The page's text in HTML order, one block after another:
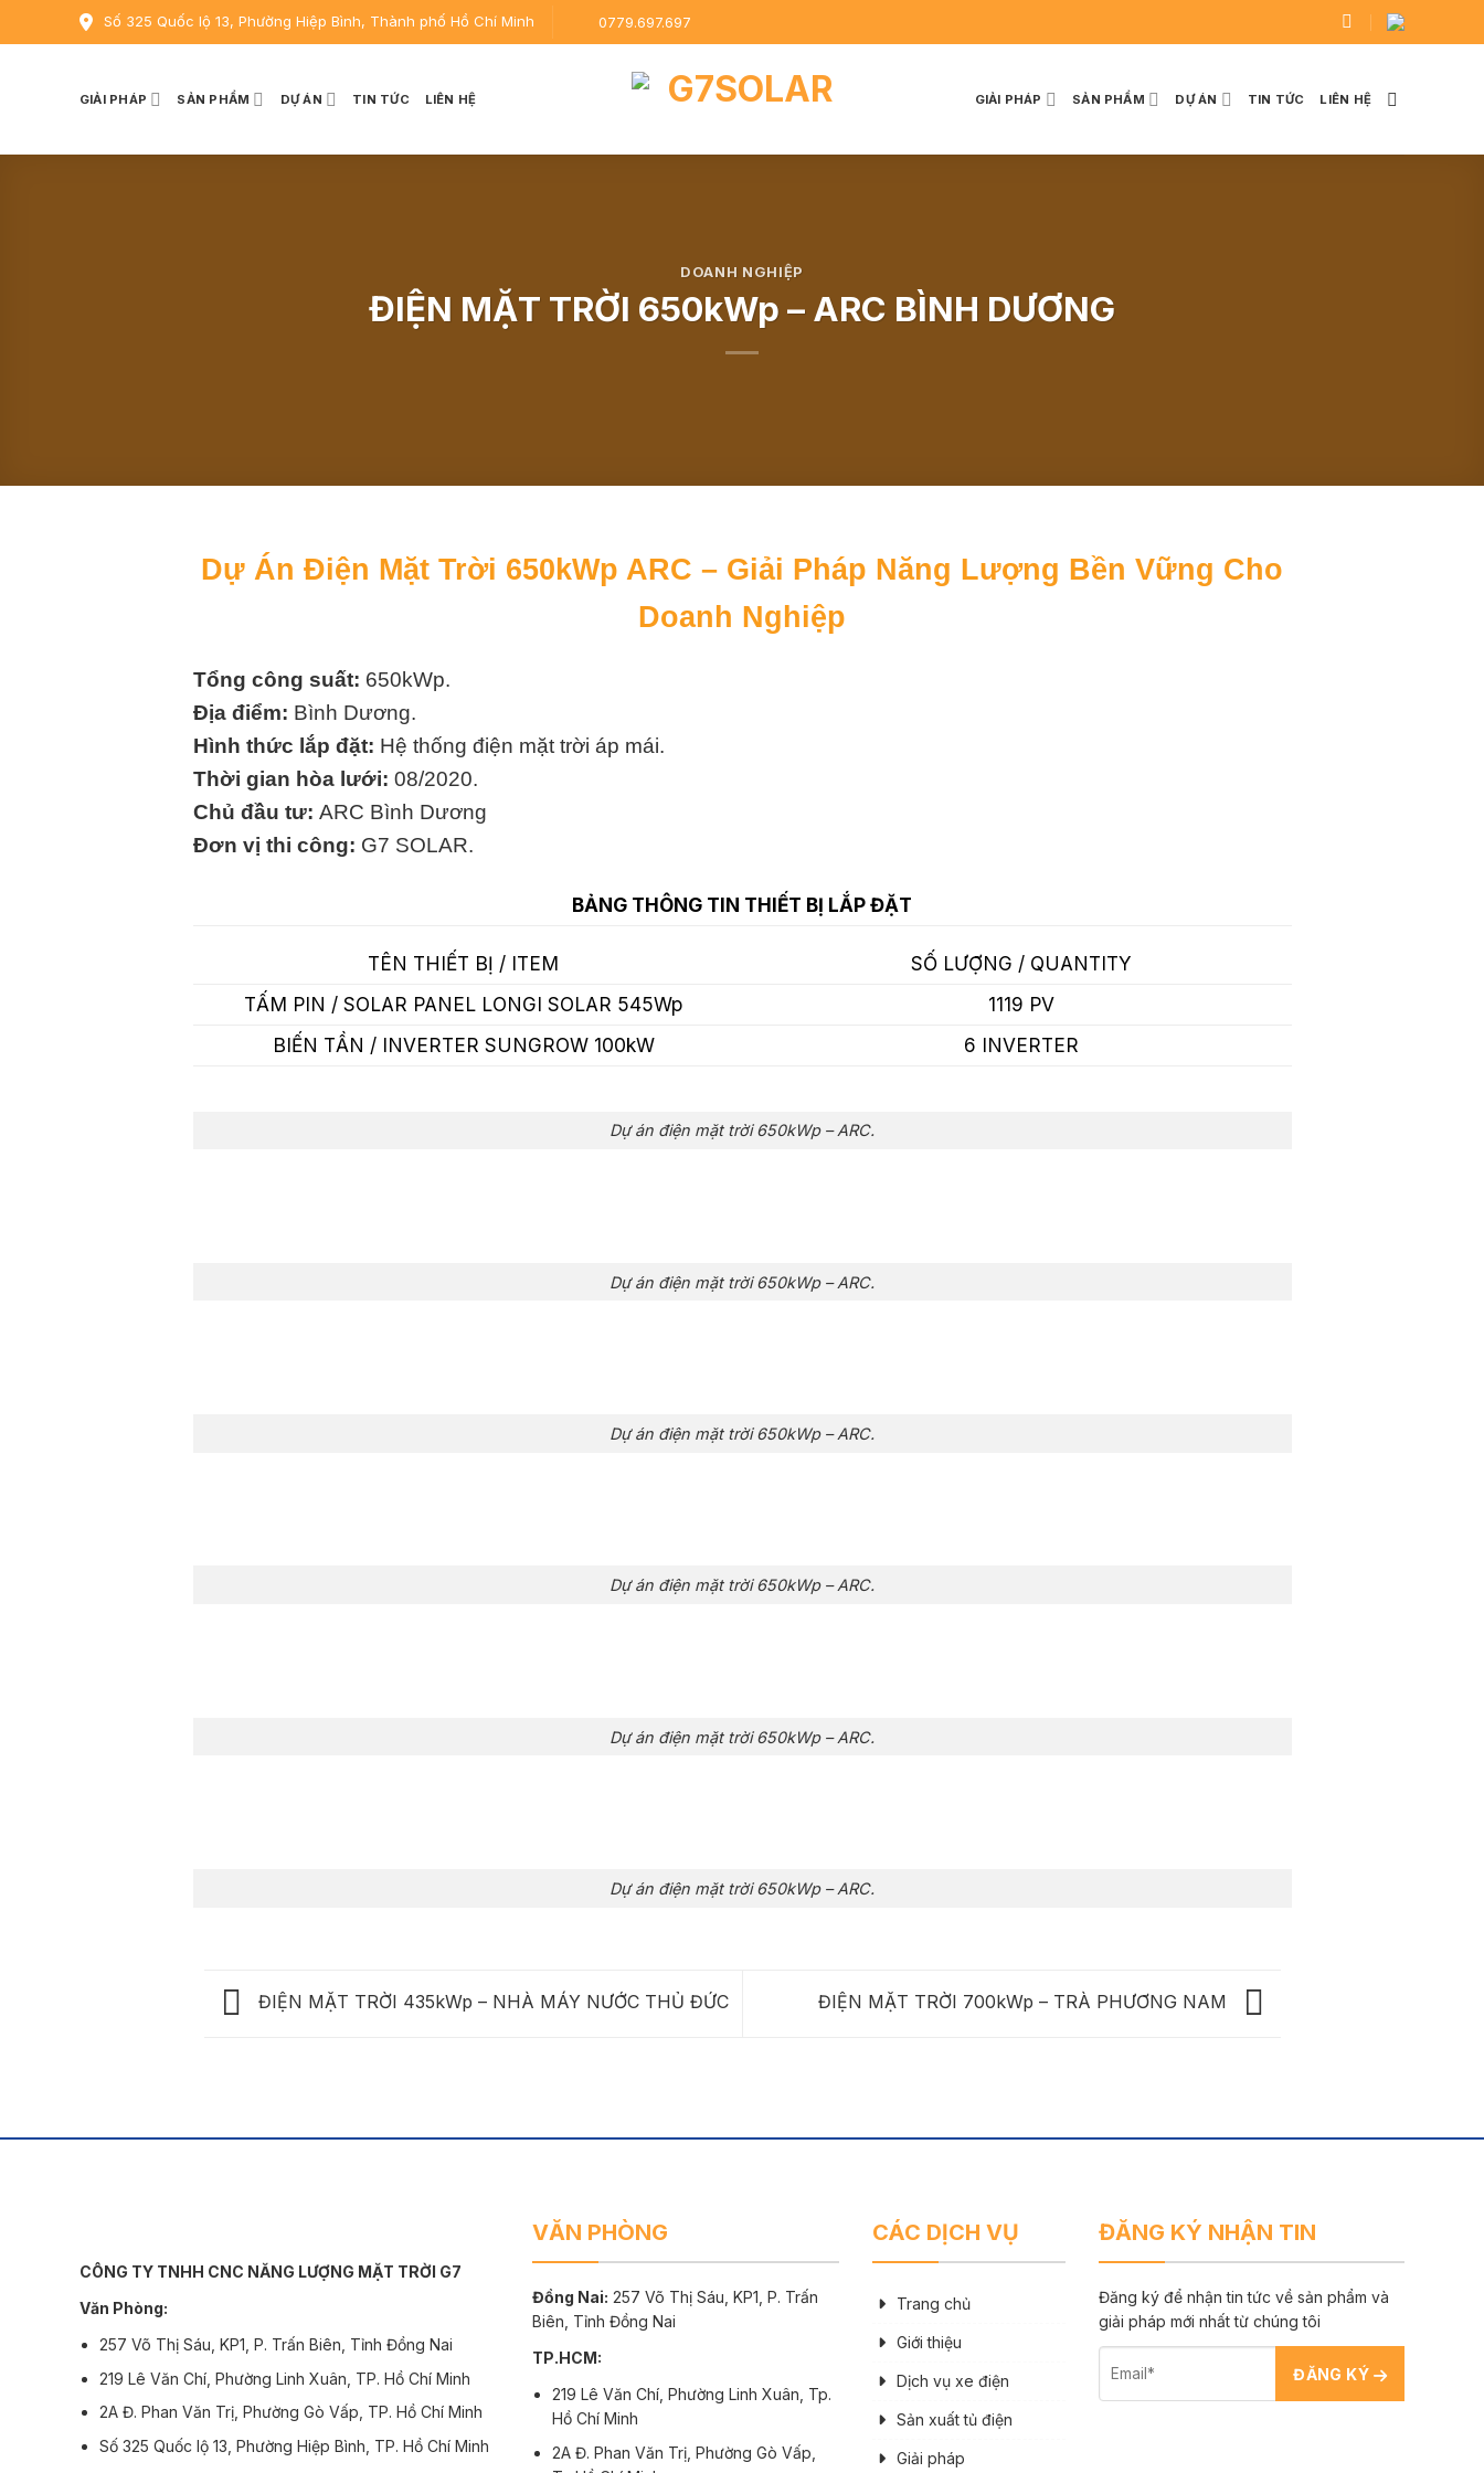
to
Số 325 Quốc lộ 13, Phường Hiệp Bình, Thành phố Hồ Chí Minh 0779.697.697
GIẢI PHÁP SẢN PHẨM DỰ ÁN TIN TỨC LIÊN HỆ GIẢI PHÁP SẢN PHẨM DỰ ÁN TIN TỨC LIÊN HỆ
DOANH NGHIỆP
ĐIỆN MẶT TRỜI 650kWp – ARC BÌNH DƯƠNG
Dự Án Điện Mặt Trời 650kWp ARC – Giải Pháp Năng Lượng Bền Vững Cho
Doanh Nghiệp
Tổng công suất: 650kWp.
Địa điểm: Bình Dương.
Hình thức lắp đặt: Hệ thống điện mặt trời áp mái.
Thời gian hòa lưới: 08/2020.
Chủ đầu tư: ARC Bình Dương
Đơn vị thi công: G7 SOLAR.
BẢNG THÔNG TIN THIẾT BỊ LẮP ĐẶT
TÊN THIẾT BỊ / ITEM
SỐ LƯỢNG / QUANTITY
TẤM PIN / SOLAR PANEL LONGI SOLAR 545Wp
1119 PV
BIẾN TẦN / INVERTER SUNGROW 100kW
6 INVERTER
Dự án điện mặt trời 650kWp – ARC.
Dự án điện mặt trời 650kWp – ARC.
Dự án điện mặt trời 650kWp – ARC.
Dự án điện mặt trời 650kWp – ARC.
Dự án điện mặt trời 650kWp – ARC.
Dự án điện mặt trời 650kWp – ARC.
ĐIỆN MẶT TRỜI 435kWp – NHÀ MÁY NƯỚC THỦ ĐỨC ĐIỆN MẶT TRỜI 700kWp – TRÀ PHƯƠNG NAM
CÔNG TY TNHH CNC NĂNG LƯỢNG MẶT TRỜI G7
Văn Phòng:
257 Võ Thị Sáu, KP1, P. Trấn Biên, Tỉnh Đồng Nai
219 Lê Văn Chí, Phường Linh Xuân, TP. Hồ Chí Minh
2A Đ. Phan Văn Trị, Phường Gò Vấp, TP. Hồ Chí Minh
Số 325 Quốc lộ 13, Phường Hiệp Bình, TP. Hồ Chí Minh
VĂN PHÒNG
Đồng Nai: 257 Võ Thị Sáu, KP1, P. Trấn
Biên, Tỉnh Đồng Nai
TP.HCM:
219 Lê Văn Chí, Phường Linh Xuân, Tp.
Hồ Chí Minh
2A Đ. Phan Văn Trị, Phường Gò Vấp,
CÁC DỊCH VỤ
Trang chủ
Giới thiệu
Dịch vụ xe điện
Sản xuất tủ điện
Giải pháp
ĐĂNG KÝ NHẬN TIN
Đăng ký để nhận tin tức về sản phẩm và
giải pháp mới nhất từ chúng tôi
ĐĂNG KÝ